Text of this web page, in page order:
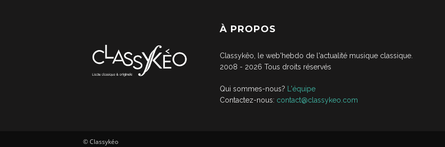
À PROPOS
Classykêo, le web'hebdo de l'actualité musique classique.
2008 - 2026 Tous droits réservés
Qui sommes-nous?
L'équipe
Contactez-nous: contact@classykeo.com
© Classykéo